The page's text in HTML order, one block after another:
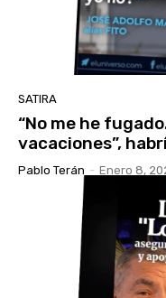
SATIRA
“No me he
vacaciones”,
Pablo Terán - Enero 8,